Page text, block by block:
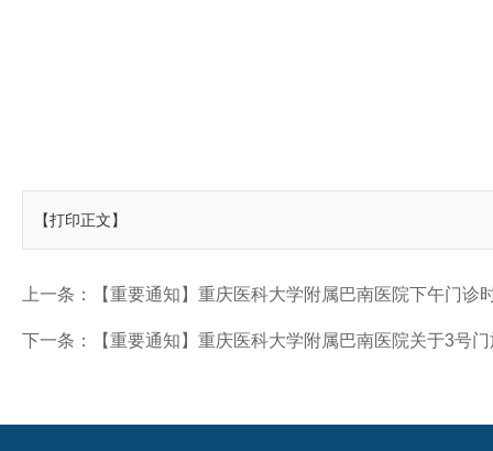
【打印正文】
上一条： 【重要通知】重庆医科大学附属巴南医院下午门诊
下一条： 【重要通知】重庆医科大学附属巴南医院关于3号